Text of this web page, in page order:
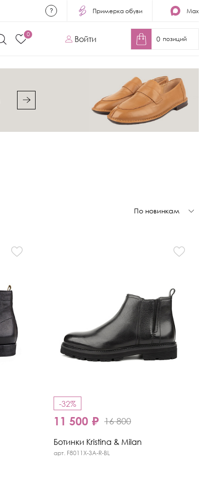
Примерка обуви Max
0
Войти 0 позиций
По новинкам
-32%
11 500 ₽ 16 800
Ботинки Kristina & Milan
арт. F8011X-3A-R-BL